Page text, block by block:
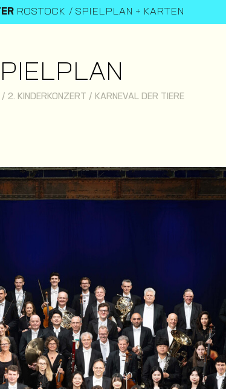
ROSTOCK SPIELPLAN + KARTEN
/ 2. KINDERKONZERT / KARNEVAL DER TIERE